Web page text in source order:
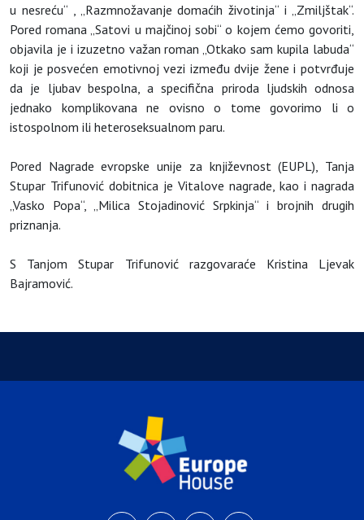
u nesreću“ , „Razmnožavanje domaćih životinja“ i „Zmiljštak“.
Pored romana „Satovi u majčinoj sobi“ o kojem ćemo govoriti,
objavila je i izuzetno važan roman „Otkako sam kupila labuda“
koji je posvećen emotivnoj vezi između dvije žene i potvrđuje
da je ljubav bespolna, a specifična priroda ljudskih odnosa
jednako komplikovana ne ovisno o tome govorimo li o
istospolnom ili heteroseksualnom paru.
Pored Nagrade evropske unije za književnost (EUPL), Tanja
Stupar Trifunović dobitnica je Vitalove nagrade, kao i nagrada
„Vasko Popa“, „Milica Stojadinović Srpkinja“ i brojnih drugih
priznanja.
S Tanjom Stupar Trifunović razgovaraće Kristina Ljevak
Bajramović.